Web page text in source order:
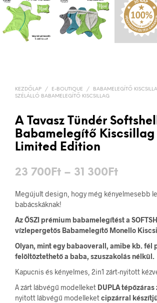
KEZDŐLAP / E-BOUTIQUE / BABAMELEGÍTŐ
SZÉLÁLLÓ BABAMELEGÍTŐ KISCSILLAG
A Tavasz Tündér
Babamelegítő Kiscsillag
Limited Edition
23 700Ft – 31 300Ft
23
-
300Ft
Megújult design, hogy még kényelmesebb
babácskáknak!
Az ŐSZI prémium babamelegítést a
vízlepergetős Babamelegítő Monello
Olyan, mint egy babaoverall, amibe kb. fél
felöltöztethető a baba, szuszakolás nélkül.
Kapucnis és kényelmes, 2in1 zárt-nyitott
A zárt lábvégű modelleket DUPLA
nyitott lábvégű modelleketcipzárral